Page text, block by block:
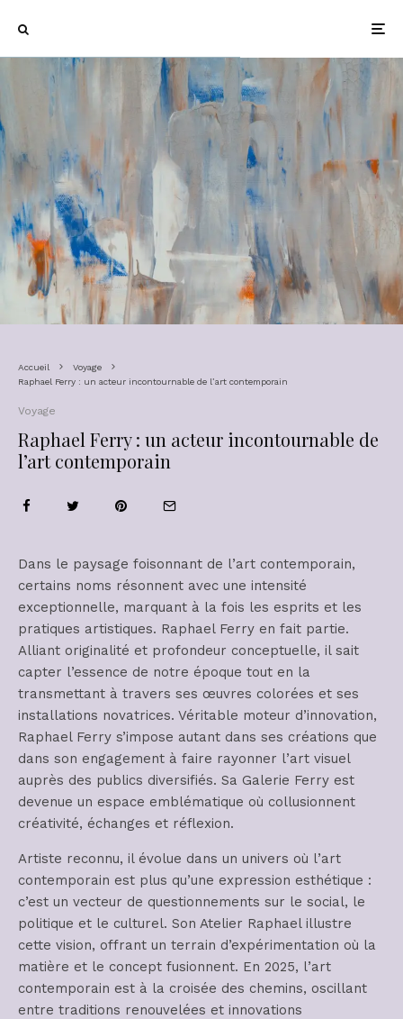
Accueil
Voyage
Raphael Ferry : un acteur incontournable de l’art contemporain
Voyage
Raphael Ferry : un acteur incontournable de
l’art contemporain
Dans le paysage foisonnant de l’art contemporain,
certains noms résonnent avec une intensité
exceptionnelle, marquant à la fois les esprits et les
pratiques artistiques. Raphael Ferry en fait partie.
Alliant originalité et profondeur conceptuelle, il sait
capter l’essence de notre époque tout en la
transmettant à travers ses œuvres colorées et ses
installations novatrices. Véritable moteur d’innovation,
Raphael Ferry s’impose autant dans ses créations que
dans son engagement à faire rayonner l’art visuel
auprès des publics diversifiés. Sa Galerie Ferry est
devenue un espace emblématique où collusionnent
créativité, échanges et réflexion.
Artiste reconnu, il évolue dans un univers où l’art
contemporain est plus qu’une expression esthétique :
c’est un vecteur de questionnements sur le social, le
politique et le culturel. Son Atelier Raphael illustre
cette vision, offrant un terrain d’expérimentation où la
matière et le concept fusionnent. En 2025, l’art
contemporain est à la croisée des chemins, oscillant
entre traditions renouvelées et innovations